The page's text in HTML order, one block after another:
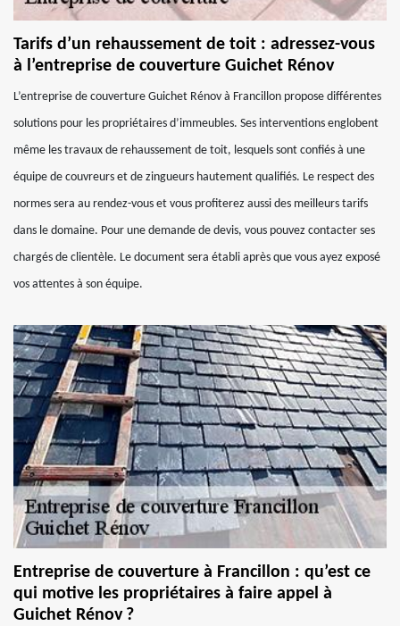
Tarifs d’un rehaussement de toit : adressez-vous
à l’entreprise de couverture Guichet Rénov
L’entreprise de couverture Guichet Rénov à Francillon propose différentes
solutions pour les propriétaires d’immeubles. Ses interventions englobent
même les travaux de rehaussement de toit, lesquels sont confiés à une
équipe de couvreurs et de zingueurs hautement qualifiés. Le respect des
normes sera au rendez-vous et vous profiterez aussi des meilleurs tarifs
dans le domaine. Pour une demande de devis, vous pouvez contacter ses
chargés de clientèle. Le document sera établi après que vous ayez exposé
vos attentes à son équipe.
Entreprise de couverture à Francillon : qu’est ce
qui motive les propriétaires à faire appel à
Guichet Rénov ?